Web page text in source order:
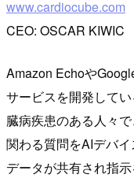
www.cardiocube.com
CEO: OSCAR KIWIC
Amazon Echoや
サービスを開発して
臓病疾患のある人々
関わる質問をAIデバ
データが共有され指示